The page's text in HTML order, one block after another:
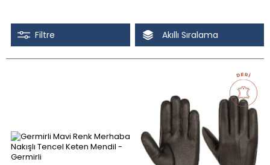
Filtre
Stoktakiler
Akıllı Sıralama